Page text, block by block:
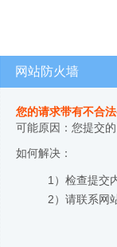
网站防火墙
您的请求带有不合
可能原因：您提交
如何解决：
1）检查提交
2）请联系网